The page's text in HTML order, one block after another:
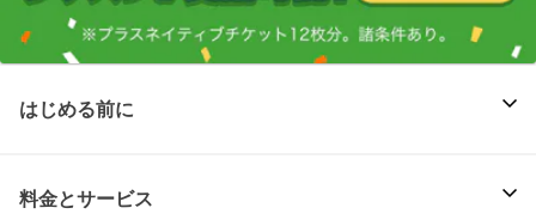
はじめる前に
料金とサービス